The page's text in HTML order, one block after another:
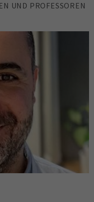
UND PROFESSOREN
GILLE